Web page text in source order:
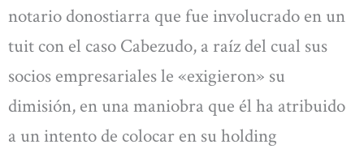
notario donostiarra que fue involucrado en un
tuit con el caso Cabezudo, a raíz del cual sus
socios empresariales le «exigieron» su
dimisión, en una maniobra que él ha atribuido
a un intento de colocar en su holding